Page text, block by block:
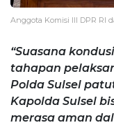
Anggota Komisi III DPR RI
“Suasana
tahapan
Polda Sulsel
Kapolda Sulsel
merasa aman